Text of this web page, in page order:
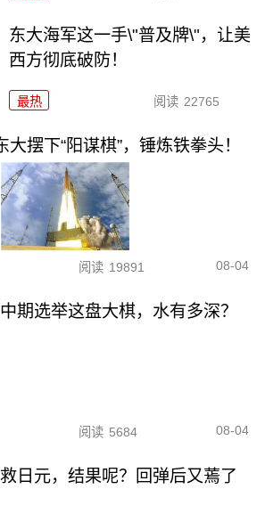
东大海军这一手\"普及牌\"，让美
西方彻底破防！
最热 阅读 22765
摆下“阳谋棋”，锤炼铁拳头！
阅读 19891 08-04
期选举这盘大棋，水有多深？
阅读 5684 08-04
日元，结果呢？回弹后又蔫了